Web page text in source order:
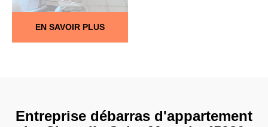
EN SAVOIR PLUS
Entreprise débarras d'appartement